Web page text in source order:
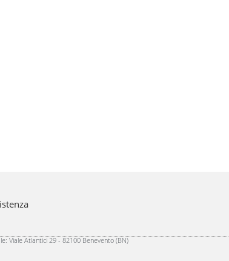
Viale Atlantici 29 - 82100 Benevento (BN)